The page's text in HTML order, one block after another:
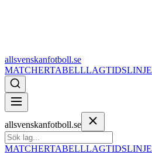
allsvenskanfotboll.se
MATCHERTABELLLAGTIDSLINJE
allsvenskanfotboll.se
MATCHERTABELLLAGTIDSLINJE